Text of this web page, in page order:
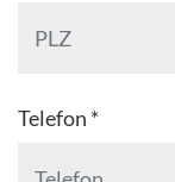
Telefon *